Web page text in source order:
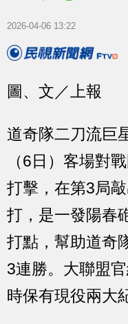
2026-04-06 13:22
圖、文／上報
道奇隊二刀流巨
（6日）客場對
打擊，在第3局
打，是一發陽春
打點，幫助道奇
3連勝。大聯盟
時保有現役兩大